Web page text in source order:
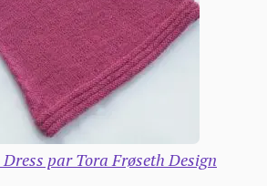
par Tora Frøseth Design